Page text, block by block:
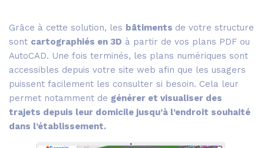
Grâce à cette solution, les bâtiments de votre structure
sont cartographiés en 3D à partir de vos plans PDF ou
AutoCAD. Une fois terminés, les plans numériques sont
accessibles depuis votre site web afin que les usagers
puissent facilement les consulter si besoin. Cela leur
permet notamment de générer et visualiser des
trajets depuis leur domicile jusqu’à l’endroit souhaité
dans l’établissement.